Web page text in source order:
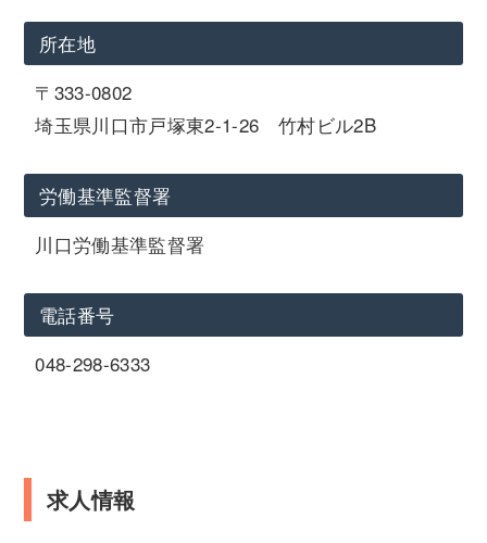
所在地
〒333-0802
埼玉県川口市戸塚東2-1-26 竹村ビル2B
労働基準監督署
川口労働基準監督署
電話番号
048-298-6333
求人情報